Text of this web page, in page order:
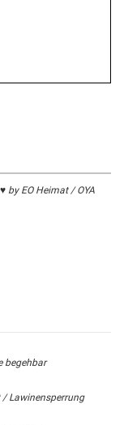
by EO Heimat / OYA
begehbar
/ Lawinensperrung